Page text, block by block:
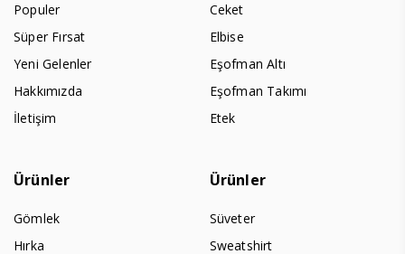
Populer
Süper Fırsat
Yeni Gelenler
Hakkımızda
İletişim
Ceket
Elbise
Eşofman Altı
Eşofman Takımı
Etek
Ürünler
Gömlek
Hırka
Ürünler
Süveter
Sweatshirt